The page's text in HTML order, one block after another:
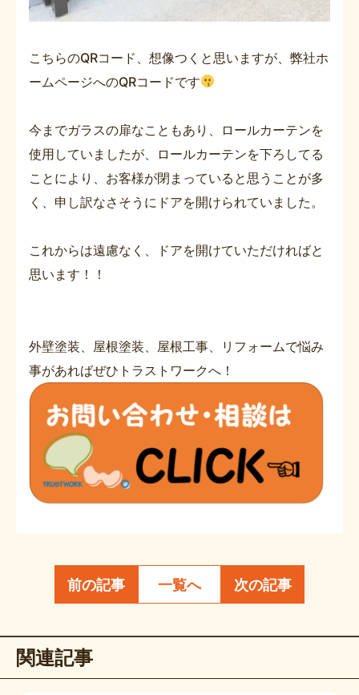
こちらのQRコード、想像つくと思いますが、弊社ホ
ームページへのQRコードです
今までガラスの扉なこともあり、ロールカーテンを
使用していましたが、ロールカーテンを下ろしてる
ことにより、お客様が閉まっていると思うことが多
く、申し訳なさそうにドアを開けられていました。
これからは遠慮なく、ドアを開けていただければと
思います！！
外壁塗装、屋根塗装、屋根工事、リフォームで悩み
事があればぜひトラストワークへ！
前の記事 一覧へ 次の記事
関連記事